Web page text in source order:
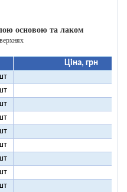
основою та лаком
Ціна, грн